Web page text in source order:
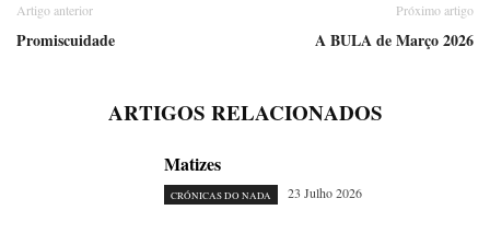
Artigo anterior
Promiscuidade
Próximo artigo
A BULA de Março 2026
ARTIGOS RELACIONADOS
Matizes
CRÓNICAS DO NADA 23 Julho 2026